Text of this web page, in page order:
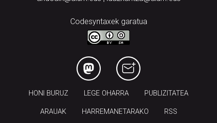
Codesyntaxek garatua
HONI BURUZ LEGE OHARRA PUBLIZITATEA
ARAUAK HARREMANETARAKO RSS